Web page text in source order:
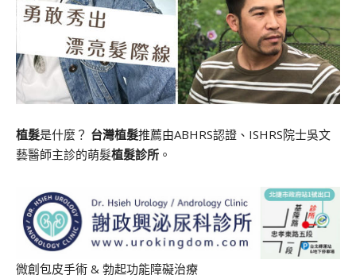
植髮是什麼？ 台灣植髮推薦由ABHRS認證、ISHRS院士吳文
藝醫師主診的萌髮植髮診所 。
微創包皮手術 & 勃起功能障礙治療